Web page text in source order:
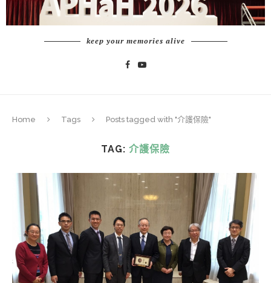
keep your memories alive
Home Tags Posts tagged with "介護保險"
TAG: 介護保險